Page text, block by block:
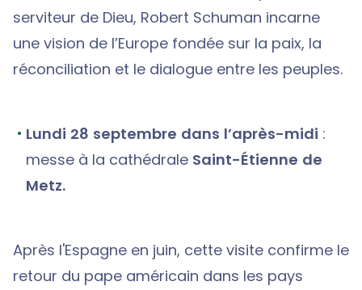
serviteur de Dieu, Robert Schuman incarne
une vision de l’Europe fondée sur la paix, la
réconciliation et le dialogue entre les peuples.
Lundi 28 septembre dans l’après-midi :
messe à la cathédrale Saint-Étienne de
Metz.
Après l'Espagne en juin, cette visite confirme le
retour du pape américain dans les pays